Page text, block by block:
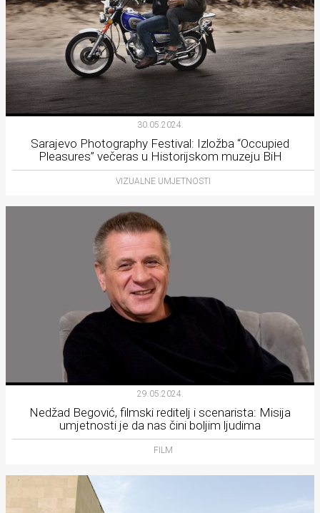
30.05.2024.
Sarajevo Photography Festival: Izložba “Occupied
Pleasures” večeras u Historijskom muzeju BiH
VIZUALNE UMJETNOSTI
29.05.2024.
Nedžad Begović, filmski reditelj i scenarista: Misija
umjetnosti je da nas čini boljim ljudima
FILM